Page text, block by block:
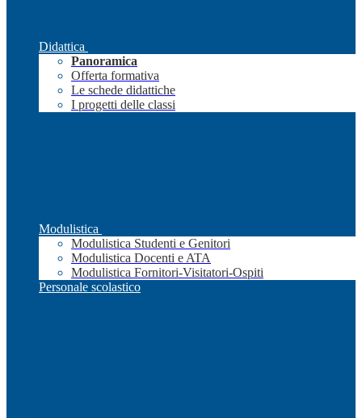
Didattica
Panoramica
Offerta formativa
Le schede didattiche
I progetti delle classi
Modulistica
Modulistica Studenti e Genitori
Modulistica Docenti e ATA
Modulistica Fornitori-Visitatori-Ospiti
Personale scolastico